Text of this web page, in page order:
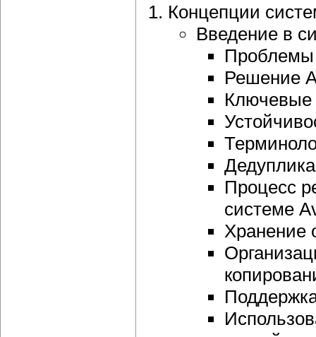
Концепции
Введение в
Проблемы
Решение
Ключевые
Процесс
системе
Хранение